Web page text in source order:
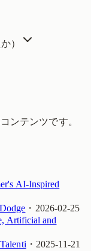
）
ンテンツです。
AI-Inspired
・ 2026-02-25
Artificial and
・ 2025-11-21